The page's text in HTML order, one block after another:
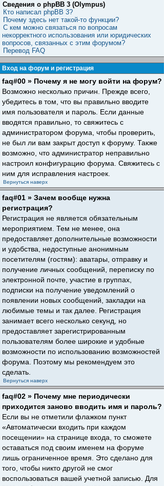
Сведения о phpBB 3 (Olympus)
Кто написал phpBB 3?
Почему здесь нет такой-то функции?
С кем можно связаться по вопросам
некорректного использования или юридических
вопросов, связанных с этим форумом?
Перевод FAQ
Вход на форум и регистрация
faq#00 » Почему я не могу войти на форум?
Возможно несколько причин. Прежде всего,
убедитесь в том, что вы правильно вводите
имя пользователя и пароль. Если данные
вводятся правильно, то свяжитесь с
администратором форума, чтобы проверить,
не был ли вам закрыт доступ к форуму. Также
возможно, что администратор неправильно
настроил конфигурацию форума. Свяжитесь с
ним для исправления настроек.
Вернуться наверх
faq#01 » Зачем вообще нужна
регистрация?
Регистрация не является обязательным
мероприятием. Тем не менее, она
предоставляет дополнительные возможности
и удобства, недоступные анонимным
посетителям (гостям): аватары, отправку и
получение личных сообщений, переписку по
электронной почте, участие в группах,
подписки на получение уведомлений о
появлении новых сообщений, закладки на
любимые темы и так далее. Регистрация
занимает всего несколько секунд, но
предоставляет зарегистрированным
пользователям более широкие и удобные
возможности по использованию возможностей
форума. Поэтому мы рекомендуем это
сделать.
Вернуться наверх
faq#02 » Почему мне периодически
приходится заново вводить имя и пароль?
Если вы не отметили флажком пункт
«Автоматически входить при каждом
посещении» на странице входа, то сможете
оставаться под своим именем на форуме
лишь ограниченное время. Это сделано для
того, чтобы никто другой не смог
воспользоваться вашей учетной записью. Для